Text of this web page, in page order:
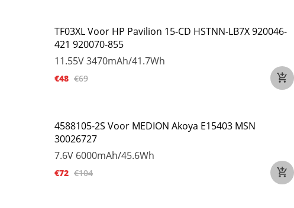
TF03XL Voor HP Pavilion 15-CD HSTNN-LB7X 920046-
421 920070-855
11.55V3470mAh/41.7Wh
€48 €69
4588105-2S Voor MEDION Akoya E15403 MSN
30026727
7.6V 6000mAh/45.6Wh
€72 €104